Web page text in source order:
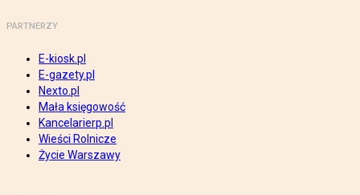
PARTNERZY
E-kiosk.pl
E-gazety.pl
Nexto.pl
Mała księgowość
Kancelarierp.pl
Wieści Rolnicze
Życie Warszawy